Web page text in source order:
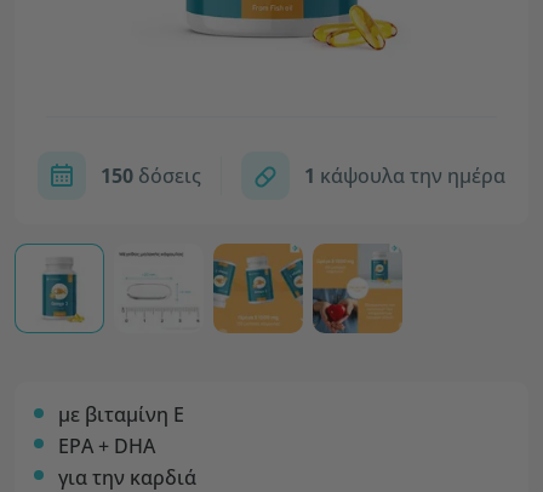
150 δόσεις 1 κάψουλα την ημέρα
με βιταμίνη Ε
EPA + DHA
για την καρδιά